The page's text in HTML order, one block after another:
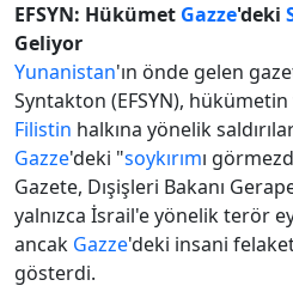
EFSYN: Hükümet Gazze'deki
Geliyor
Yunanistan'ın önde gelen
Syntakton (EFSYN), hükümetin
Filistin halkına yönelik
Gazze'deki "soykırımı
Gazete, Dışişleri Bakanı
yalnızca İsrail'e yönelik terör
ancak Gazze'deki insani
gösterdi.